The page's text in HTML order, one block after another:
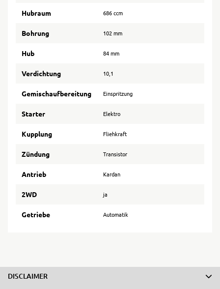
Hubraum 686 ccm
Bohrung 102 mm
Hub 84 mm
Verdichtung 10,1
Gemischaufbereitung Einspritzung
Starter Elektro
Kupplung Fliehkraft
Zündung Transistor
Antrieb Kardan
2WD ja
Getriebe Automatik
DISCLAIMER